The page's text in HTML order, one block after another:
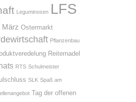
Leguminosen LFS
März Ostermarkt
Pflanzenbau
Reiternadel
RTS Schulmeister
SLK Spaß am
Tag der offenen